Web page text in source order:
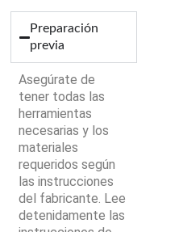
Preparación
previa
Asegúrate de
tener todas las
herramientas
necesarias y los
materiales
requeridos según
las instrucciones
del fabricante. Lee
detenidamente las